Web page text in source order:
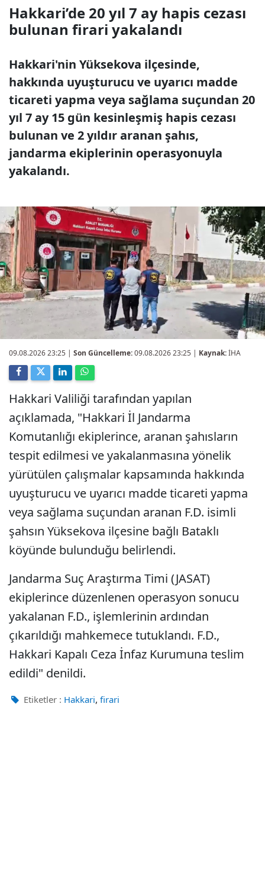
Hakkari’de 20 yıl 7 ay hapis cezası
bulunan firari yakalandı
Hakkari'nin Yüksekova ilçesinde,
hakkında uyuşturucu ve uyarıcı madde
ticareti yapma veya sağlama suçundan 20
yıl 7 ay 15 gün kesinleşmiş hapis cezası
bulunan ve 2 yıldır aranan şahıs,
jandarma ekiplerinin operasyonuyla
yakalandı.
09.08.2026 23:25 | Son Güncelleme:09.08.2026 23:25 | Kaynak:İHA
Hakkari Valiliği tarafından yapılan
açıklamada, "Hakkari İl Jandarma
Komutanlığı ekiplerince, aranan şahısların
tespit edilmesi ve yakalanmasına yönelik
yürütülen çalışmalar kapsamında hakkında
uyuşturucu ve uyarıcı madde ticareti yapma
veya sağlama suçundan aranan F.D. isimli
şahsın Yüksekova ilçesine bağlı Bataklı
köyünde bulunduğu belirlendi.
Jandarma Suç Araştırma Timi (JASAT)
ekiplerince düzenlenen operasyon sonucu
yakalanan F.D., işlemlerinin ardından
çıkarıldığı mahkemece tutuklandı. F.D.,
Hakkari Kapalı Ceza İnfaz Kurumuna teslim
edildi" denildi.
Etiketler : Hakkari, firari